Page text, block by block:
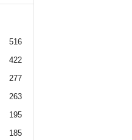
516
422
277
263
195
185